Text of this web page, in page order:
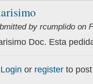
by rcumplido on
Doc. Esta
Login or register to